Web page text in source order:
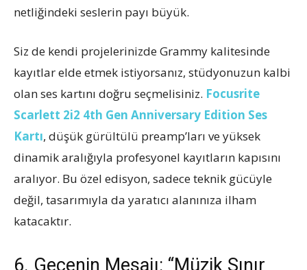
netliğindeki seslerin payı büyük.
Siz de kendi projelerinizde Grammy kalitesinde
kayıtlar elde etmek istiyorsanız, stüdyonuzun kalbi
olan ses kartını doğru seçmelisiniz. Focusrite
Scarlett 2i2 4th Gen Anniversary Edition Ses
Kartı, düşük gürültülü preamp’ları ve yüksek
dinamik aralığıyla profesyonel kayıtların kapısını
aralıyor. Bu özel edisyon, sadece teknik gücüyle
değil, tasarımıyla da yaratıcı alanınıza ilham
katacaktır.
6. Gecenin Mesajı: “Müzik Sınır